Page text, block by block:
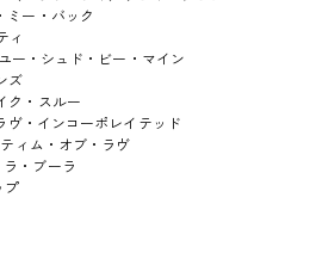
ミー・バック
ィ
ー・シュド・ビー・マイン
ズ
ク・スルー
ヴ・インコーポレイテッド
ィム・オブ・ラヴ
・ブーラ
プ